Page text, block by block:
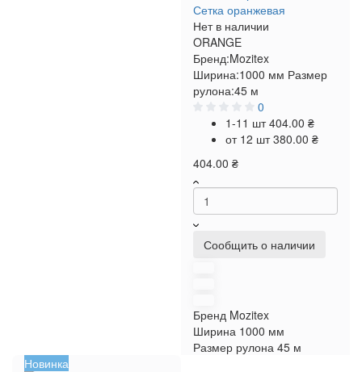
Сетка оранжевая
Нет в наличии
ORANGE
Бренд:Mozitex
Ширина:1000 мм Размер
рулона:45 м
0
1-11 шт404.00 ₴
от 12 шт380.00 ₴
404.00 ₴
Сообщить о наличии
Бренд Mozitex
Ширина 1000 мм
Размер рулона 45 м
Новинка